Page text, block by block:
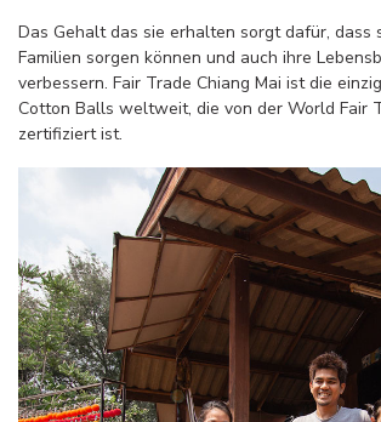
Das Gehalt das sie erhalten sorgt dafür, dass
Familien sorgen können und auch ihre
verbessern. Fair Trade Chiang Mai ist die
Cotton Balls weltweit, die von der World Fair
zertifiziert ist.